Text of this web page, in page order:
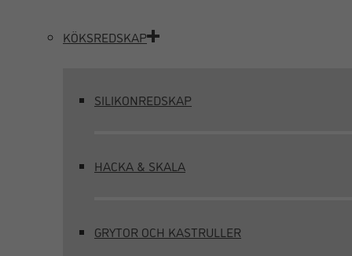
KÖKSREDSKAP
SILIKONREDSKAP
HACKA & SKALA
GRYTOR OCH KASTRULLER